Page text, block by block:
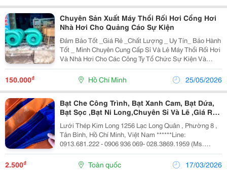
Chuyên Sản Xuất Máy Thổi Rối Hơi Cổng Hơi
Nhà Hơi Cho Quảng Cáo Sự Kiện
Đảm Bảo Tốt _Giá Rẻ _Chất Lượng _ Uy Tín_ Bảo Hành
Tốt _ Mình Chuyên Cung Cấp Sỉ Và Lẻ Máy Thổi Rối Hơi
Và Nhà Hơi Cho Các Công Ty Tổ Chức Sự Kiện Và
Event Với Giá Tốt Nhất : ( Khi Quý Khách Hàng Mua Số
Lượng Nhiều Xin Liên Hệ Trước Vài Ngày Để Chuẩn...
150.000₫ Hồ Chí Minh 25/05/2026
Bạt Che Công Trình, Bạt Xanh Cam, Bạt Dứa,
Bạt Sọc ,Bạt Ni Long,Chuyên Sỉ Và Lẽ ,Giá Rẽ
Nhất Sài Gòn
Lưới Thép Kim Long 1256 Lạc Long Quân , Phường 8 ,
Tân Bình, Hồ Chí Minh, Việt Nam ******Line:
0913.681.222 - 0906 936 069- 028.3869.1959 (Ms.
Thảo) Email : Luoithepkimlong@Gmail.com Bạt Che
Công Trình Khổ Lớn Giá Rẽ Nhất Sài Gòn ...
2.500₫ Toàn quốc 17/03/2026